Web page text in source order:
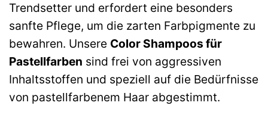
Trendsetter und erfordert eine besonders
sanfte Pflege, um die zarten Farbpigmente zu
bewahren. Unsere Color Shampoos für
Pastellfarben sind frei von aggressiven
Inhaltsstoffen und speziell auf die Bedürfnisse
von pastellfarbenem Haar abgestimmt.